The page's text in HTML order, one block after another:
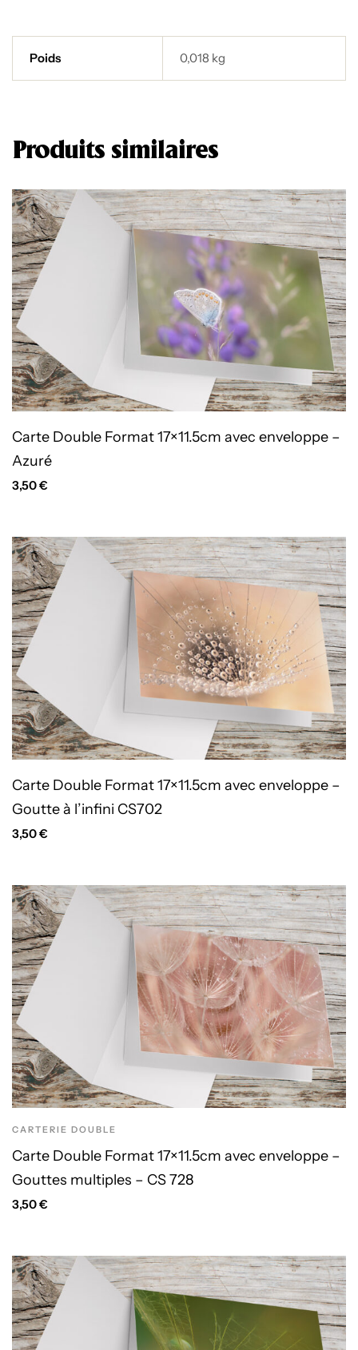
Poids 0,018 kg
Produits similaires
Carte Double Format 17×11.5cm avec enveloppe –
Azuré
3,50€
Carte Double Format 17×11.5cm avec enveloppe –
Goutte à l’infini CS702
3,50€
CARTERIE DOUBLE
Carte Double Format 17×11.5cm avec enveloppe –
Gouttes multiples – CS 728
3,50€